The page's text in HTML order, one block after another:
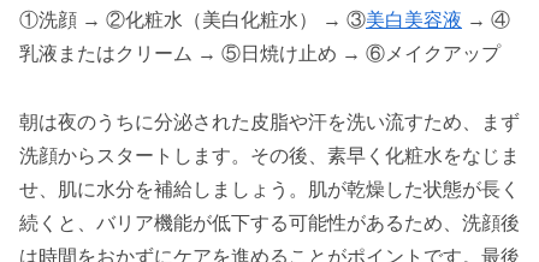
①洗顔 → ②化粧水（美白化粧水） → ③美白美容液 → ④
乳液またはクリーム → ⑤日焼け止め → ⑥メイクアップ
朝は夜のうちに分泌された皮脂や汗を洗い流すため、まず
洗顔からスタートします。その後、素早く化粧水をなじま
せ、肌に水分を補給しましょう。肌が乾燥した状態が長く
続くと、バリア機能が低下する可能性があるため、洗顔後
は時間をおかずにケアを進めることがポイントです。最後